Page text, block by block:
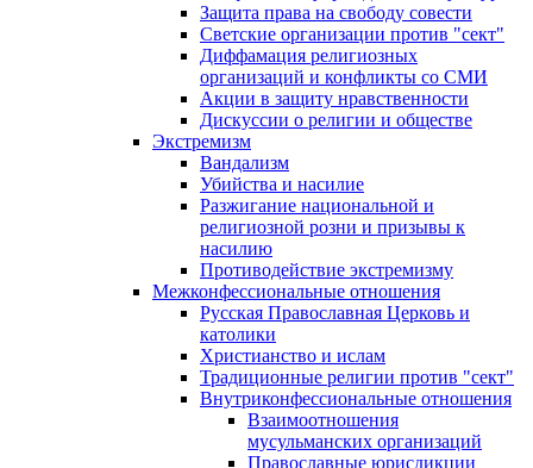
Защита права на свободу совести
Светские организации против "сект"
Диффамация религиозных
организаций и конфликты со СМИ
Акции в защиту нравственности
Дискуссии о религии и обществе
Экстремизм
Вандализм
Убийства и насилие
Разжигание национальной и
религиозной розни и призывы к
насилию
Противодействие экстремизму
Межконфессиональные отношения
Русская Православная Церковь и
католики
Христианство и ислам
Традиционные религии против "сект"
Внутриконфессиональные отношения
Взаимоотношения
мусульманских организаций
Православные юрисдикции